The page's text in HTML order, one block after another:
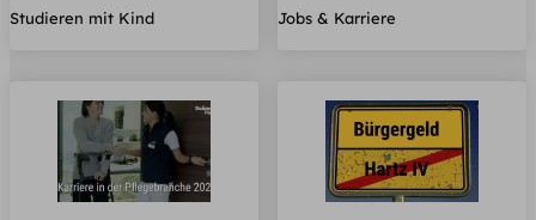
Studieren mit Kind Jobs & Karriere